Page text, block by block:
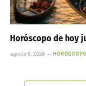
Horóscopo de hoy
agosto 6, 2026 HORÓSCOPO